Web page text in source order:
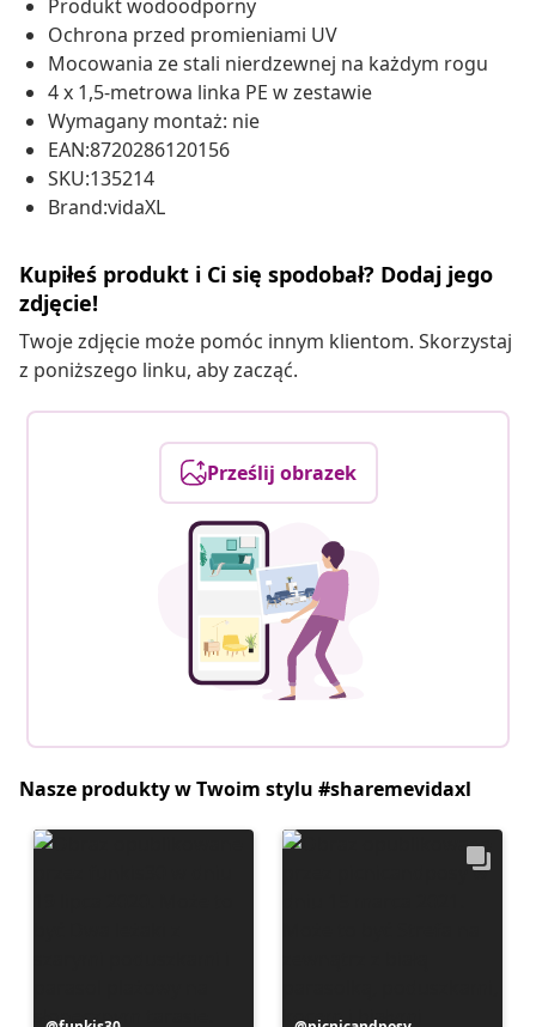
Produkt wodoodporny
Ochrona przed promieniami UV
Mocowania ze stali nierdzewnej na każdym rogu
4 x 1,5-metrowa linka PE w zestawie
Wymagany montaż: nie
EAN:8720286120156
SKU:135214
Brand:vidaXL
Kupiłeś produkt i Ci się spodobał? Dodaj jego
zdjęcie!
Twoje zdjęcie może pomóc innym klientom. Skorzystaj
z poniższego linku, aby zacząć.
Prześlij obrazek
Nasze produkty w Twoim stylu #sharemevidaxl